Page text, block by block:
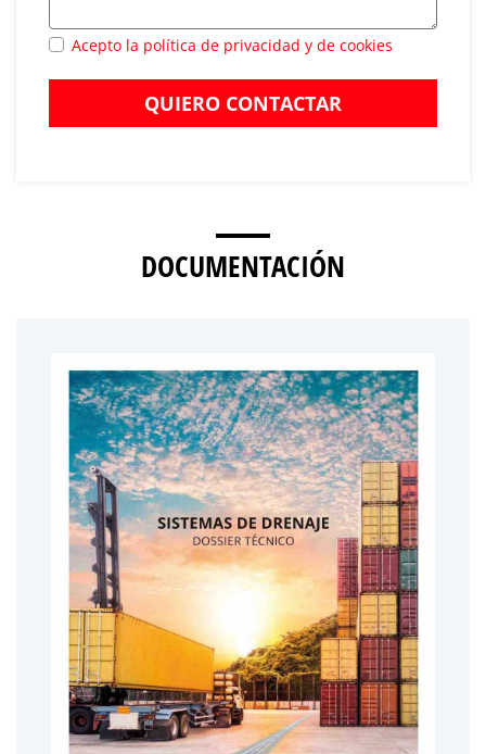
Acepto la política de privacidad y de cookies
QUIERO CONTACTAR
DOCUMENTACIÓN